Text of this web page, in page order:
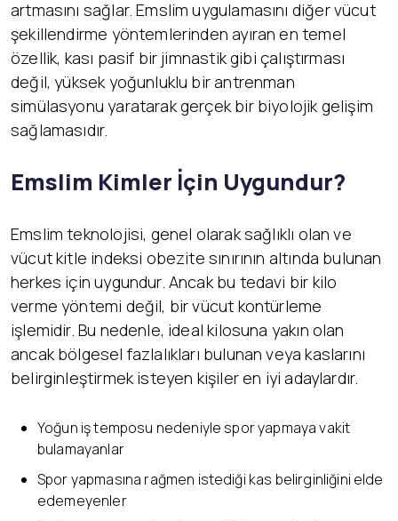
artmasını sağlar. Emslim uygulamasını diğer vücut
şekillendirme yöntemlerinden ayıran en temel
özellik, kası pasif bir jimnastik gibi çalıştırması
değil, yüksek yoğunluklu bir antrenman
simülasyonu yaratarak gerçek bir biyolojik gelişim
sağlamasıdır.
Emslim Kimler İçin Uygundur?
Emslim teknolojisi, genel olarak sağlıklı olan ve
vücut kitle indeksi obezite sınırının altında bulunan
herkes için uygundur. Ancak bu tedavi bir kilo
verme yöntemi değil, bir vücut kontürleme
işlemidir. Bu nedenle, ideal kilosuna yakın olan
ancak bölgesel fazlalıkları bulunan veya kaslarını
belirginleştirmek isteyen kişiler en iyi adaylardır.
Yoğun iş temposu nedeniyle spor yapmaya vakit
bulamayanlar
Spor yapmasına rağmen istediği kas belirginliğini elde
edemeyenler